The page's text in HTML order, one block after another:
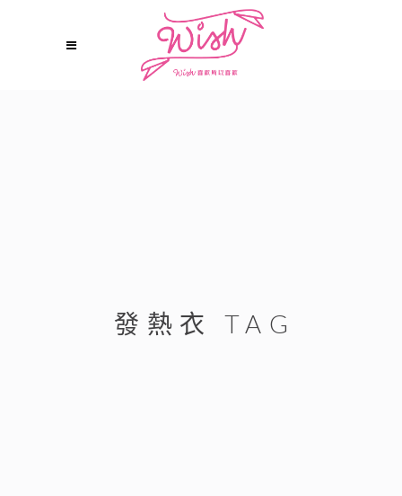
發熱衣 TAG